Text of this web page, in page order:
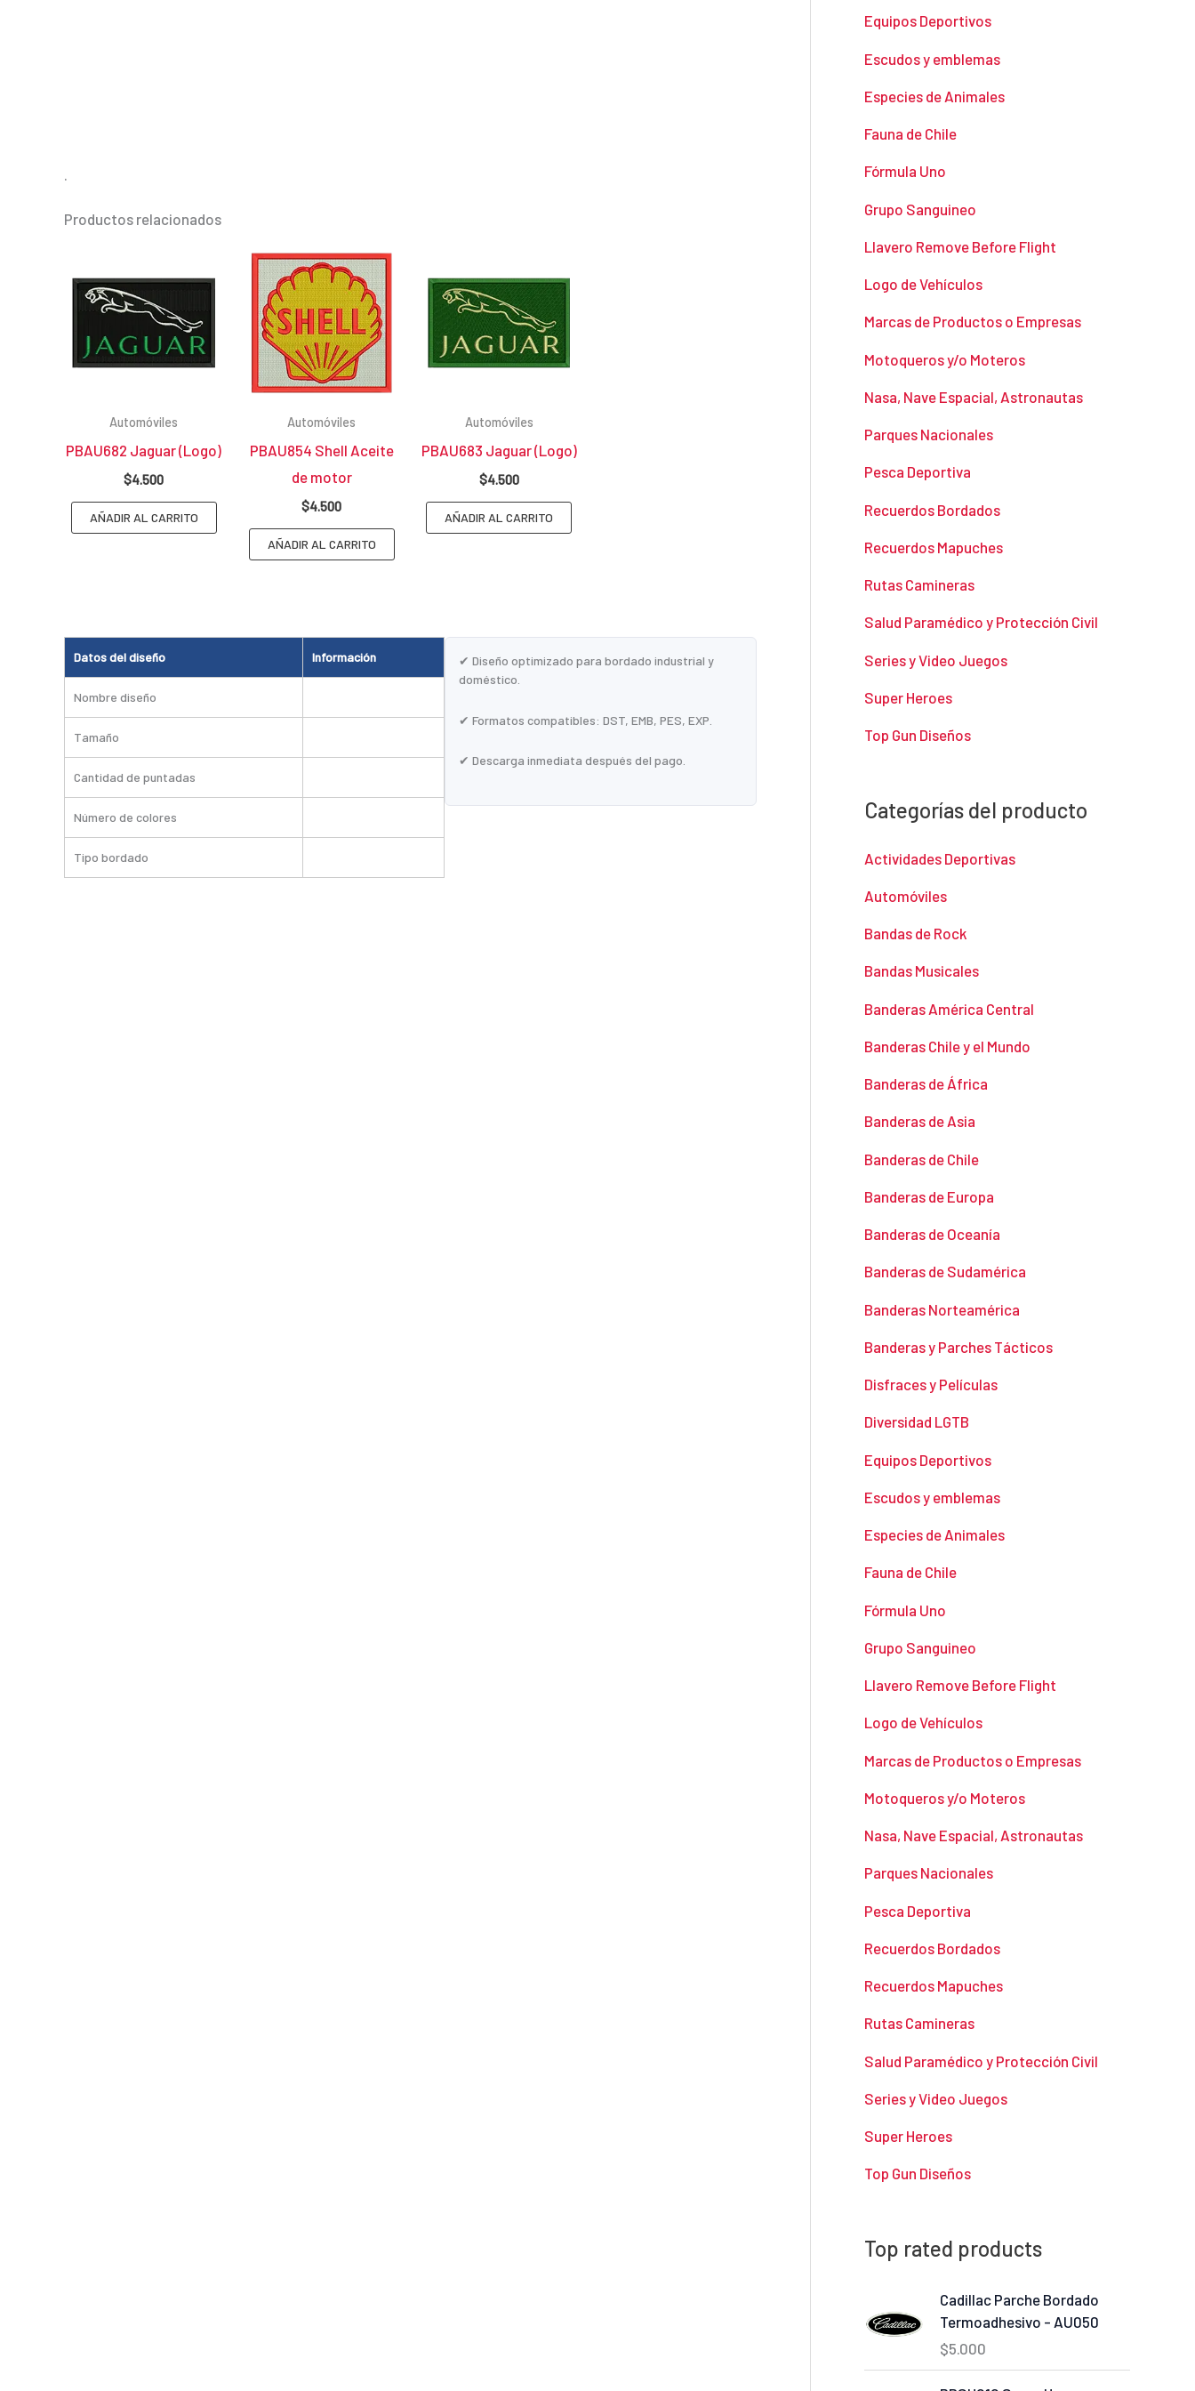
Datos del diseño Información
Nombre diseño
Tamaño
Cantidad de puntadas
Número de colores
Tipo bordado
✔ Diseño optimizado para bordado industrial y
doméstico.
✔ Formatos compatibles: DST, EMB, PES, EXP.
✔ Descarga inmediata después del pago.
Productos relacionados
Automóviles
PBAU682 Jaguar (Logo)
$4.500
AÑADIR AL CARRITO
Automóviles
PBAU854 Shell Aceite
de motor
$4.500
AÑADIR AL CARRITO
Automóviles
PBAU683 Jaguar (Logo)
$4.500
AÑADIR AL CARRITO
Equipos Deportivos
Escudos y emblemas
Especies de Animales
Fauna de Chile
Fórmula Uno
Grupo Sanguineo
Llavero Remove Before Flight
Logo de Vehículos
Marcas de Productos o Empresas
Motoqueros y/o Moteros
Nasa, Nave Espacial, Astronautas
Parques Nacionales
Pesca Deportiva
Recuerdos Bordados
Recuerdos Mapuches
Rutas Camineras
Salud Paramédico y Protección Civil
Series y Video Juegos
Super Heroes
Top Gun Diseños
Categorías del producto
Actividades Deportivas
Automóviles
Bandas de Rock
Bandas Musicales
Banderas América Central
Banderas Chile y el Mundo
Banderas de África
Banderas de Asia
Banderas de Chile
Banderas de Europa
Banderas de Oceanía
Banderas de Sudamérica
Banderas Norteamérica
Banderas y Parches Tácticos
Disfraces y Películas
Diversidad LGTB
Equipos Deportivos
Escudos y emblemas
Especies de Animales
Fauna de Chile
Fórmula Uno
Grupo Sanguineo
Llavero Remove Before Flight
Logo de Vehículos
Marcas de Productos o Empresas
Motoqueros y/o Moteros
Nasa, Nave Espacial, Astronautas
Parques Nacionales
Pesca Deportiva
Recuerdos Bordados
Recuerdos Mapuches
Rutas Camineras
Salud Paramédico y Protección Civil
Series y Video Juegos
Super Heroes
Top Gun Diseños
Top rated products
Cadillac Parche Bordado
Termoadhesivo - AU050
$5.000